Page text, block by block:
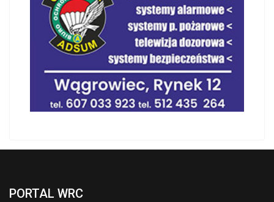
PORTAL WRC